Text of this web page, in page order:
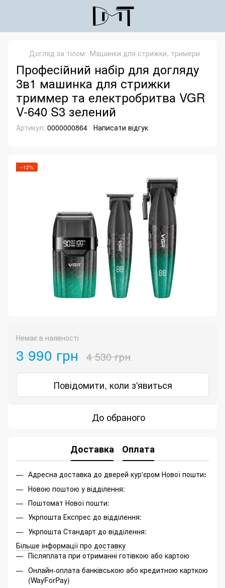
Догляд за тілом Машинки для стрижки, тримери
Професійний набір для догляду
3в1 машинка для стрижки
триммер та електробритва VGR
V-640 S3 зелений
Артикул: 0000000864 Написати відгук
−12%
Немає в наявності
3 990 грн 4 530 грн
Повідомити, коли з'явиться
До обраного
Доставка Оплата
Адресна доставка до дверей кур'єром Нової пошти:
Новою поштою у відділення:
Поштомат Нової пошти:
Укрпошта Експрес до відділення:
Укрпошта Стандарт до відділення:
Більше інформації про доставку
Післяплата при отриманні готівкою або картою
Онлайн-оплата банківською або кредитною карткою
(WayForPay)